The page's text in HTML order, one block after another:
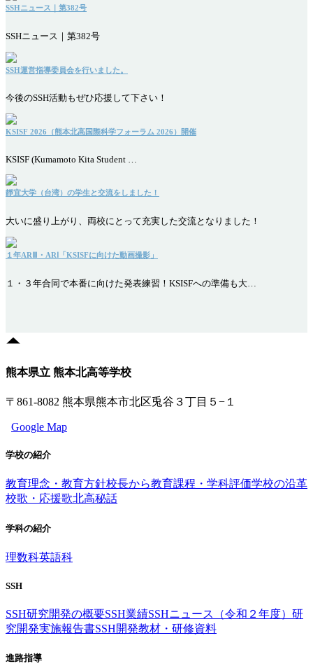
SSHニュース｜第382号
SSHニュース｜第382号
SSH運営指導委員会を行いました。
今後のSSH活動もぜひ応援して下さい！
KSISF 2026（熊本北高国際科学フォーラム 2026）開催
KSISF (Kumamoto Kita Student …
靜宜大学（台湾）の学生と交流をしました！
大いに盛り上がり、両校にとって充実した交流となりました！
１年ARⅢ・ARⅠ「KSISFに向けた動画撮影」
１・３年合同で本番に向けた発表練習！KSISFへの準備も大…
熊本県立 熊本北高等学校
〒861-8082 熊本県熊本市北区兎谷３丁目５−１
Google Map
学校の紹介
教育理念・教育方針校長から教育課程・学科評価学校の沿革
校歌・応援歌北高秘話
学科の紹介
理数科英語科
SSH
SSH研究開発の概要SSH業績SSHニュース（令和２年度） 研
究開発実施報告書SSH開発教材・研修資料
進路指導